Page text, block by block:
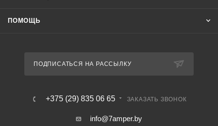
ПОМОЩЬ
ПОДПИСАТЬСЯ НА РАССЫЛКУ
+375 (29) 835 06 65 ЗАКАЗАТЬ ЗВОНОК
info@7amper.by